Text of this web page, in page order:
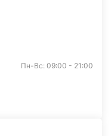
Пн-Вс: 09:00 - 21:00